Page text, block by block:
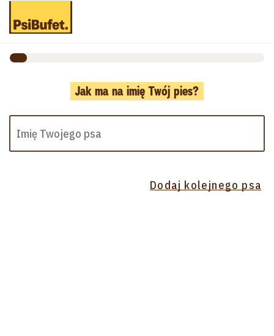
Jak ma na imię Twój pies?
Dodaj kolejnego psa